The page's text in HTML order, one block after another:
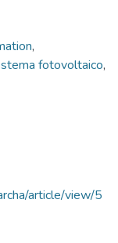
,
fotovoltaico,
article/view/5